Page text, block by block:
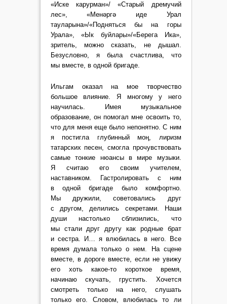
«Иске карурман»/ «Старый дремучий
лес», «Менəргə иде Урал
тауларына»/«Подняться бы на горы
Урала», «Ык буйлары»/«Берега Ика»,
зритель, можно сказать, не дышал.
Безусловно, я была счастлива, что
мы вместе, в одной бригаде.
Ильгам оказал на мое творчество
большое влияние. Я многому у него
научилась. Имея музыкальное
образование, он помогал мне освоить то,
что для меня еще было непонятно. С ним
я постигла глубинный моң, лиризм
татарских песен, смогла прочувствовать
самые тонкие нюансы в мире музыки.
Я считаю его своим учителем,
наставником. Гастролировать с ним
в одной бригаде было комфортно.
Мы дружили, советовались друг
с другом, делились секретами. Наши
души настолько сблизились, что
мы стали друг другу как родные брат
и сестра. И… я влюбилась в него. Все
время думала только о нем. На сцене
вместе, в дороге вместе, если не увижу
его хоть какое-то короткое время,
начинаю скучать, грустить. Хочется
смотреть только на него, слушать
только его. Словом, влюбилась то ли